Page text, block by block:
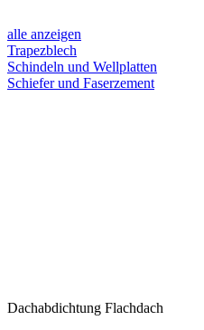
alle anzeigen
Trapezblech
Schindeln und Wellplatten
Schiefer und Faserzement
Dachabdichtung Flachdach